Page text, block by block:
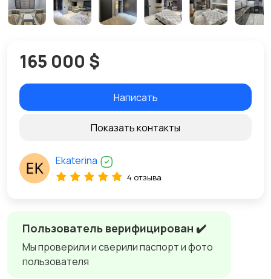
Пользователь верифицирован ✔️
Мы проверили и сверили паспорт и фото
пользователя
165 000 $
Написать
Показать контакты
Ekaterina
4 отзыва